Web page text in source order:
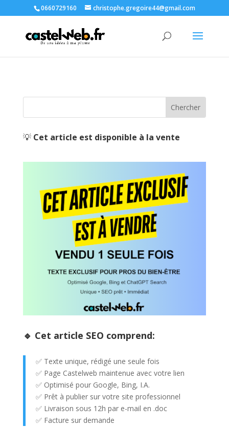
0660729160 christophe.gregoire44@gmail.com
💡 Cet article est disponible à la vente
🔹 Cet article SEO comprend:
✅ Texte unique, rédigé une seule fois
✅ Page Castelweb maintenue avec votre lien
✅ Optimisé pour Google, Bing, I.A.
✅ Prêt à publier sur votre site professionnel
✅ Livraison sous 12h par e-mail en .doc
✅ Facture sur demande